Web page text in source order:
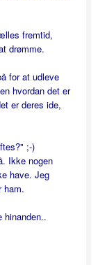
fremtid,
drømme.
for at udleve
hvordan det er
er deres ide,
;-)
Ikke nogen
have. Jeg
ham.
hinanden..